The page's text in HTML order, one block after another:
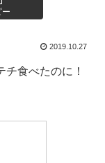
ー
2019.10.27
食べたのに！